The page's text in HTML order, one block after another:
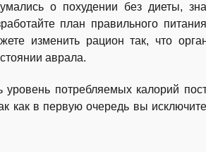
о похудении без диеты,
план правильного
изменить рацион так, что
аврала.
уровень потребляемых калорий
как в первую очередь вы